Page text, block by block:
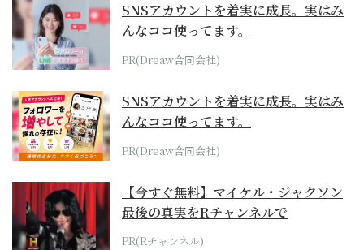
SNSアカウントを着実に成長。実はみ
んなココ使ってます。
PR(Dreaw合同会社)
SNSアカウントを着実に成長。実はみ
んなココ使ってます。
PR(Dreaw合同会社)
【今すぐ無料】マイケル・ジャクソン
最後の真実をRチャンネルで
PR(Rチャンネル)